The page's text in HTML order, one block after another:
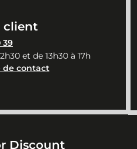
client
39
et de 13h30 à 17h
de contact
Discount